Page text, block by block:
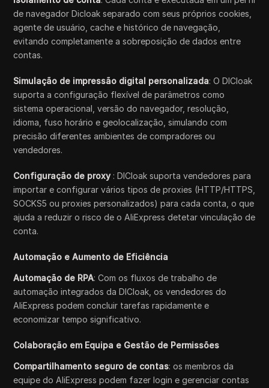
de navegador Dicloak separado com seus próprios cookies,
agente de usuário, cache e histórico de navegação,
evitando completamente a sobreposição de dados entre
contas.
Simulação de impressão digital personalizada: O DICloak
suporta a configuração flexível de parâmetros como
sistema operacional, versão do navegador, resolução,
idioma, fuso horário e geolocalização, simulando com
precisão diferentes ambientes de compradores ou
vendedores.
Configuração de proxy : DICloak suporta vendedores para
importar e configurar vários tipos de proxies (HTTP/HTTPS,
SOCKS5 ou proxies personalizados) para cada conta, o que
ajuda a reduzir o risco de o AliExpress detetar vinculação de
conta.
Automação e Aumento de Eficiência
Automação de RPA: Com os fluxos de trabalho de
automação integrados da DICloak, os vendedores do
AliExpress podem concluir tarefas rapidamente e
economizar tempo significativo.
Colaboração em Equipa e Gestão de Permissões
Compartilhamento seguro de contas: os membros da
equipe do AliExpress podem fazer login e gerenciar contas